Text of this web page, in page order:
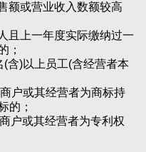
或营业收入数额较高
上一年度实际缴纳过一
；
)以上员工(含经营者本
或其经营者为商标持
的；
或其经营者为专利权